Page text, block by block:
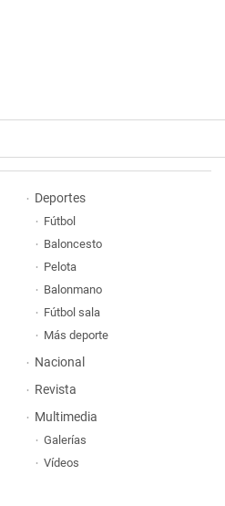
Deportes
Fútbol
Baloncesto
Pelota
Balonmano
Fútbol sala
Más deporte
Nacional
Revista
Multimedia
Galerías
Vídeos